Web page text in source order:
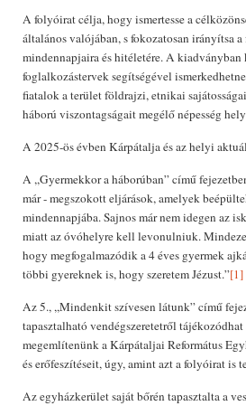
A folyóirat célja, hogy ismertesse a
általános valójában, s fokozatosan irányítsa
mindennapjaira és hitéletére. A
foglalkozástervek segítségével
fiatalok a terület földrajzi, etnikai
háború viszontagságait megélő népesség
A 2025-ös évben Kárpátalja és az helyi
A ,,Gyermekkor a háborúban” című
már - megszokott eljárások, amelyek
mindennapjába. Sajnos már nem idegen az
miatt az óvóhelyre kell levonulniuk.
hogy megfogalmazódik a 4 éves gyermek
többi gyereknek is, hogy szeretem Jézust.”[1]
Az 5., ,,Mindenkit szívesen látunk” című
tapasztalható vendégszeretetről
megemlítenünk a Kárpátaljai Református
és erőfeszítéseit, úgy, amint azt a folyóirat is
Az egyházkerület saját bőrén tapasztalta a